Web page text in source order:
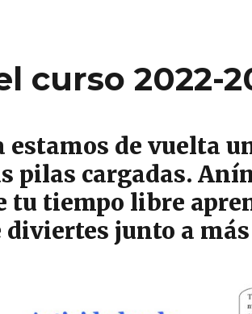
curso 2022-
estamos de vuelta
pilas cargadas.
tu tiempo libre
diviertes junto a